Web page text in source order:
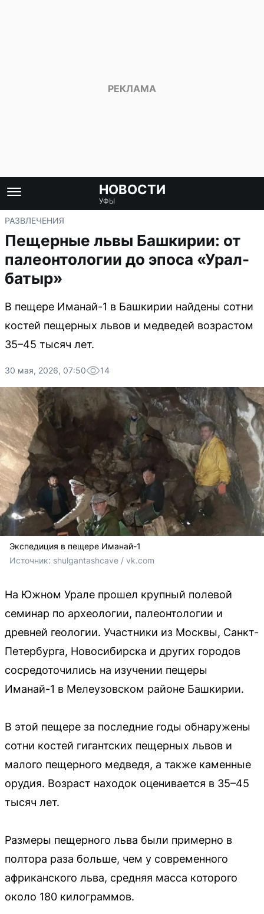
НОВОСТИ
УФЫ
РАЗВЛЕЧЕНИЯ
Пещерные львы Башкирии: от
палеонтологии до эпоса «Урал-
батыр»
В пещере Иманай-1 в Башкирии найдены сотни
костей пещерных львов и медведей возрастом
35–45 тысяч лет.
30 мая, 2026, 07:50 14
Экспедиция в пещере Иманай-1
Источник: shulgantashcave / vk.com
На Южном Урале прошел крупный полевой
семинар по археологии, палеонтологии и
древней геологии. Участники из Москвы, Санкт-
Петербурга, Новосибирска и других городов
сосредоточились на изучении пещеры
Иманай-1 в Мелеузовском районе Башкирии.
В этой пещере за последние годы обнаружены
сотни костей гигантских пещерных львов и
малого пещерного медведя, а также каменные
орудия. Возраст находок оценивается в 35–45
тысяч лет.
Размеры пещерного льва были примерно в
полтора раза больше, чем у современного
африканского льва, средняя масса которого
около 180 килограммов.